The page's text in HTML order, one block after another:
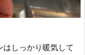
しっかり暖気して